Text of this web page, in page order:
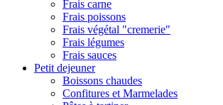
Frais carne
Frais poissons
Frais végétal "cremerie"
Frais légumes
Frais sauces
Petit dejeuner
Boissons chaudes
Confitures et Marmelades